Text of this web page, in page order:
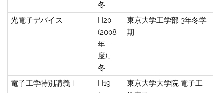
冬
光電子デバイス
H20
(2008
年
度)、
冬
東京大学工学部 3年冬学
期
電子工学特別講義Ⅰ
H19
東京大学大学院 電子工